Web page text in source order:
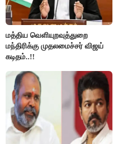
மத்திய வெளியுறவுத்துறை
மந்திரிக்கு முதலமைச்சர் விஜய்
கடிதம்..!!